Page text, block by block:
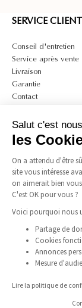
Salut c'est
les
On a attendu d'être
site vous intéresse
on aimerait bien
C'est OK pour vous ?
Voici pourquoi nous
Partage de
Cookies
Annonces
Mesure
Lire la politique de
SERVICE CLIENT
Conseil d'entretien
Service après vente
Livraison
Garantie
Contact
Mon compte
CGU
Politique de
Mentions légales
Guide des tailles
Guide des tailles
SUIVEZ-NOUS